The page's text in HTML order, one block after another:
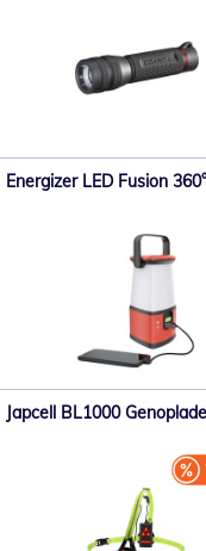
Energizer LED Fusion
Japcell BL1000